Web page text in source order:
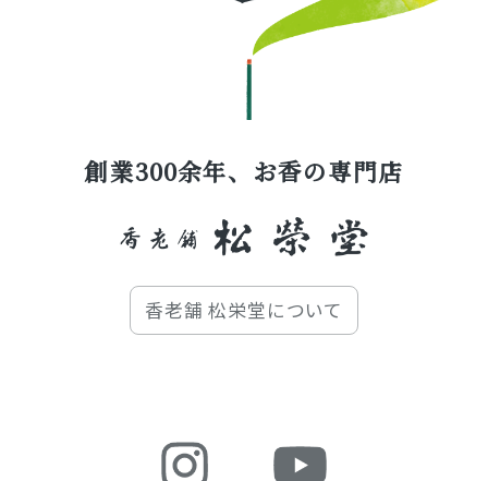
創業300余年、お香の専門店
香老舗 松栄堂について